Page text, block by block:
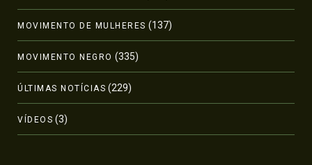
MOVIMENTO DE MULHERES (137)
MOVIMENTO NEGRO (335)
ÚLTIMAS NOTÍCIAS (229)
VÍDEOS (3)